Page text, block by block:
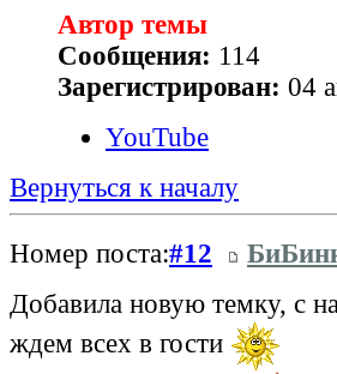
Автор темы
Сообщения: 114
Зарегистрирован: 04
YouTube
Вернуться к началу
Номер поста:#12
Добавила новую темку, с
ждем всех в гости